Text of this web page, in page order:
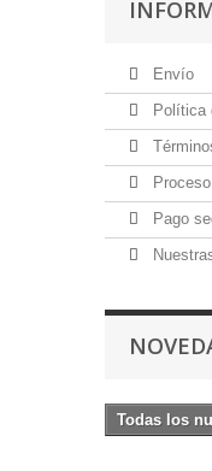
Envío
Política
Pago
Todas los